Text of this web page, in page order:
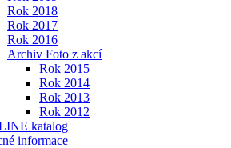
Rok 2018
Rok 2017
Rok 2016
Archiv Foto z akcí
Rok 2015
Rok 2014
Rok 2013
Rok 2012
katalog
informace